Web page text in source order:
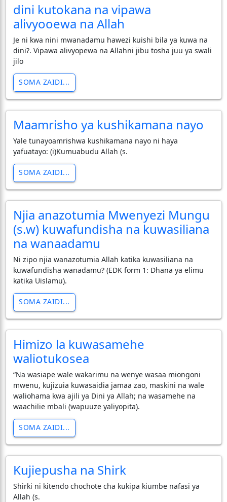
dini kutokana na vipawa
alivyooewa na Allah
Je ni kwa nini mwanadamu hawezi kuishi bila ya kuwa na
dini?. Vipawa alivyopewa na Allahni jibu tosha juu ya swali
jilo
SOMA ZAIDI...
Maamrisho ya kushikamana nayo
Yale tunayoamrishwa kushikamana nayo ni haya
yafuatayo: (i)Kumuabudu Allah (s.
SOMA ZAIDI...
Njia anazotumia Mwenyezi Mungu
(s.w) kuwafundisha na kuwasiliana
na wanaadamu
Ni zipo njia wanazotumia Allah katika kuwasiliana na
kuwafundisha wanadamu? (EDK form 1: Dhana ya elimu
katika Uislamu).
SOMA ZAIDI...
Himizo la kuwasamehe
waliotukosea
“Na wasiape wale wakarimu na wenye wasaa miongoni
mwenu, kujizuia kuwasaidia jamaa zao, maskini na wale
waliohama kwa ajili ya Dini ya Allah; na wasamehe na
waachilie mbali (wapuuze yaliyopita).
SOMA ZAIDI...
Kujiepusha na Shirk
Shirki ni kitendo chochote cha kukipa kiumbe nafasi ya
Allah (s.